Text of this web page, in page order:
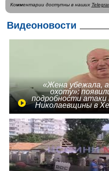
Комментарии доступны в наших
Видеоновости
«Жена убежала,
охоту»:
подробности атаки
Николаевщины в